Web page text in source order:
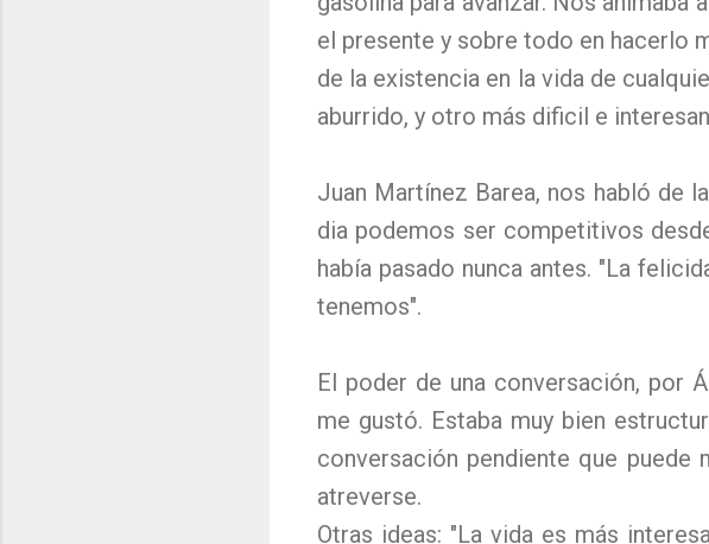
el presente y sobre todo en hacerlo
de la existencia en la vida de
aburrido, y otro más dificil e
Juan Martínez Barea, nos habló de
dia podemos ser competitivos
había pasado nunca antes. "La
tenemos".
El poder de una conversación, por
me gustó. Estaba muy bien
conversación pendiente que puede
atreverse.
Otras ideas: "La vida es más